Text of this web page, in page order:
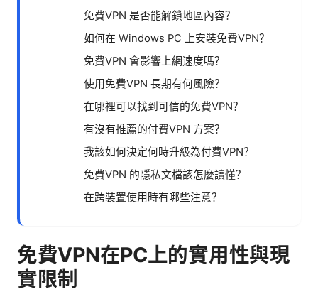
免費VPN 是否能解鎖地區內容？
如何在 Windows PC 上安裝免費VPN？
免費VPN 會影響上網速度嗎？
使用免費VPN 長期有何風險？
在哪裡可以找到可信的免費VPN？
有沒有推薦的付費VPN 方案？
我該如何決定何時升級為付費VPN？
免費VPN 的隱私文檔該怎麼讀懂？
在跨裝置使用時有哪些注意？
免費VPN在PC上的實用性與現
實限制